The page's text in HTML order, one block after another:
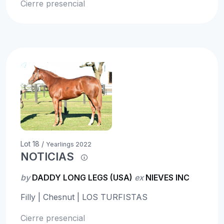
Cierre presencial
Lot 18 / Yearlings 2022
NOTICIAS
byDADDY LONG LEGS (USA) exNIEVES INC
Filly | Chesnut | LOS TURFISTAS
Cierre presencial